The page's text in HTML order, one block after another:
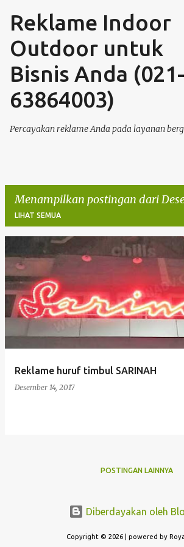
Langsung ke konten
Reklame Indoor
Outdoor untuk
Bisnis Anda (021-
63864003)
Percayakan reklame Anda pada layanan
Menampilkan postingan dari
LIHAT SEMUA
P
o
s
n
Reklame huruf timbul SARINAH
Desember 14, 2017
POSTINGAN LAINNYA
Diberdayakan oleh
Copyright © 2026 | powered by